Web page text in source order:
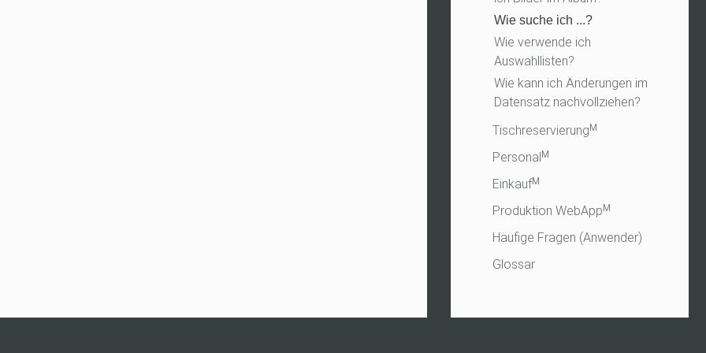
Wie suche ich ...?
Wie verwende ich
Auswahllisten?
Wie kann ich Änderungen im
Datensatz nachvollziehen?
Tischreservierungᴹ
Personalᴹ
Einkaufᴹ
Produktion WebAppᴹ
Häufige Fragen (Anwender)
Glossar